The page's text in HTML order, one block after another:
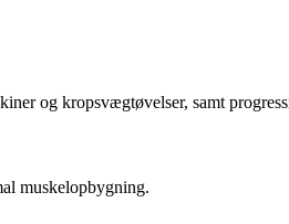
og kropsvægtøvelser, samt
muskelopbygning.